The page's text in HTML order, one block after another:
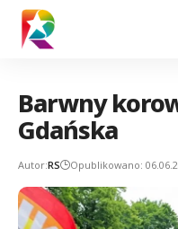
Barwny
Gdańska
Autor:RS Opublikowano: